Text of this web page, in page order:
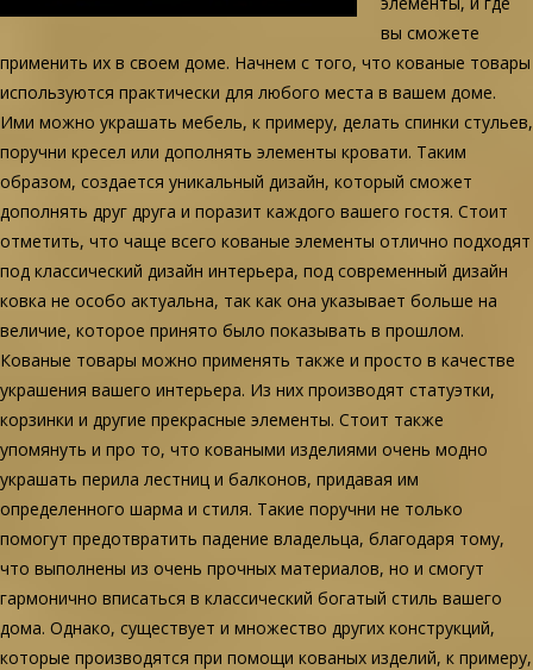
вы сможете
применить их в своем доме. Начнем с того, что кованые товары
используются практически для любого места в вашем доме.
Ими можно украшать мебель, к примеру, делать спинки стульев,
поручни кресел или дополнять элементы кровати. Таким
образом, создается уникальный дизайн, который сможет
дополнять друг друга и поразит каждого вашего гостя. Стоит
отметить, что чаще всего кованые элементы отлично подходят
под классический дизайн интерьера, под современный дизайн
ковка не особо актуальна, так как она указывает больше на
величие, которое принято было показывать в прошлом.
Кованые товары можно применять также и просто в качестве
украшения вашего интерьера. Из них производят статуэтки,
корзинки и другие прекрасные элементы. Стоит также
упомянуть и про то, что коваными изделиями очень модно
украшать перила лестниц и балконов, придавая им
определенного шарма и стиля. Такие поручни не только
помогут предотвратить падение владельца, благодаря тому,
что выполнены из очень прочных материалов, но и смогут
гармонично вписаться в классический богатый стиль вашего
дома. Однако, существует и множество других конструкций,
которые производятся при помощи кованых изделий, к примеру,